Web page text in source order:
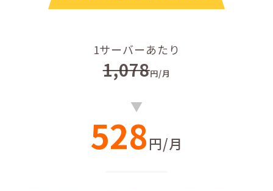
1サーバーあたり
1,078円/月
▼
528円/月